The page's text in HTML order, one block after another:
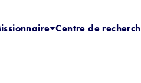
Centre de